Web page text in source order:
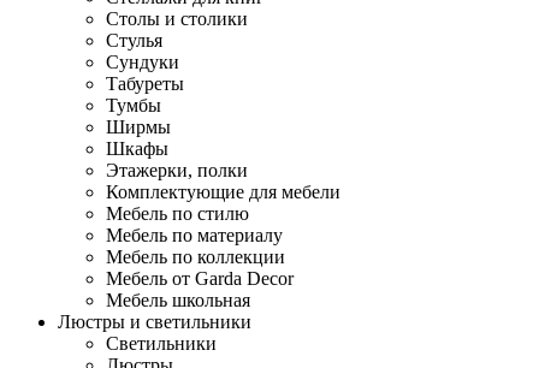
Столы и столики
Стулья
Сундуки
Табуреты
Тумбы
Ширмы
Шкафы
Этажерки, полки
Комплектующие для мебели
Мебель по стилю
Мебель по материалу
Мебель по коллекции
Мебель от Garda Decor
Мебель школьная
Люстры и светильники
Светильники